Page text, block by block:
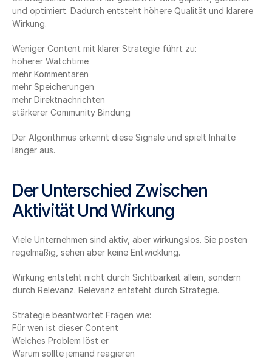
und optimiert. Dadurch entsteht höhere Qualität und klarere
Wirkung.
Weniger Content mit klarer Strategie führt zu:
höherer Watchtime
mehr Kommentaren
mehr Speicherungen
mehr Direktnachrichten
stärkerer Community Bindung
Der Algorithmus erkennt diese Signale und spielt Inhalte
länger aus.
Der Unterschied Zwischen
Aktivität Und Wirkung
Viele Unternehmen sind aktiv, aber wirkungslos. Sie posten
regelmäßig, sehen aber keine Entwicklung.
Wirkung entsteht nicht durch Sichtbarkeit allein, sondern
durch Relevanz. Relevanz entsteht durch Strategie.
Strategie beantwortet Fragen wie:
Für wen ist dieser Content
Welches Problem löst er
Warum sollte jemand reagieren